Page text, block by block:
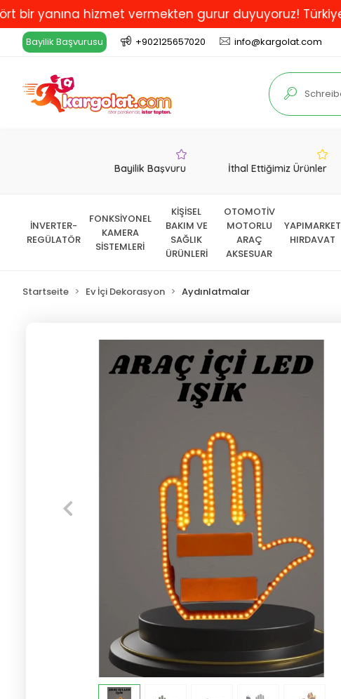
hizmet vermekten gurur duyuyoruz! Türkiye'de
Bayilik Başvurusu +902125657020 info@kargolat.com
Bayilik Başvuru İthal Ettiğimiz Ürünler
İNVERTER-
REGÜLATÖR
FONKSİYONEL
KAMERA
SİSTEMLERİ
KİŞİSEL
BAKIM VE
SAĞLIK
ÜRÜNLERİ
OTOMOTİV
MOTORLU
ARAÇ
AKSESUAR
YAPIMARKET
HIRDAVAT
Startseite Ev İçi Dekorasyon Aydınlatmalar